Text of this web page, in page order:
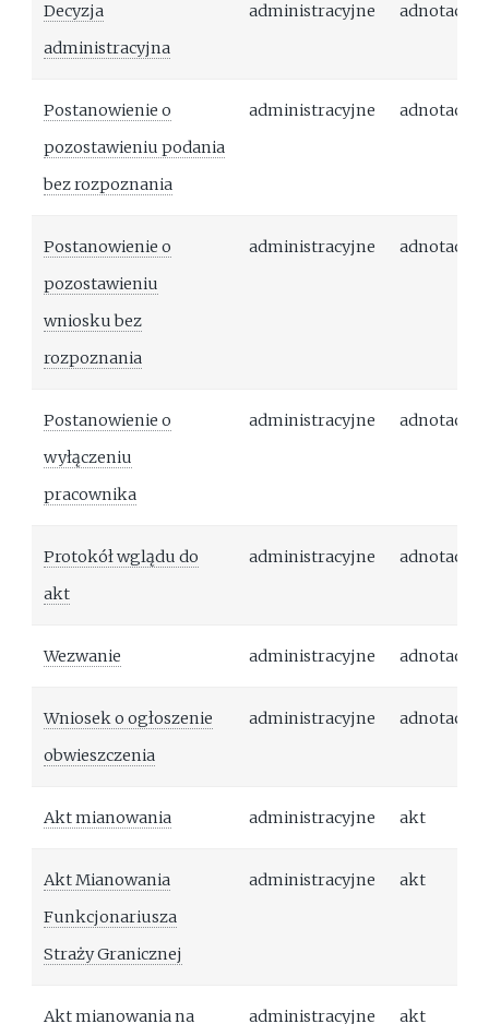
Decyzja
administracyjna
administracyjne adnotacja
Postanowienie o
pozostawieniu podania
bez rozpoznania
administracyjne adnotacja
Postanowienie o
pozostawieniu
wniosku bez
rozpoznania
administracyjne adnotacja
Postanowienie o
wyłączeniu
pracownika
administracyjne adnotacja
Protokół wglądu do
akt
administracyjne adnotacja
Wezwanie administracyjne adnotacja
Wniosek o ogłoszenie
obwieszczenia
administracyjne adnotacja
Akt mianowania administracyjne akt
Akt Mianowania
Funkcjonariusza
Straży Granicznej
administracyjne akt
Akt mianowania na
administracyjne akt